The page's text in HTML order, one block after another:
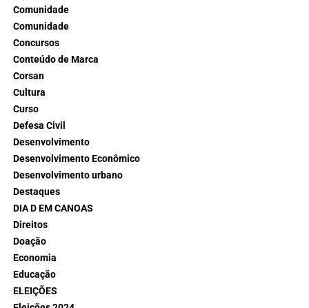
Comunidade
Comunidade
Concursos
Conteúdo de Marca
Corsan
Cultura
Curso
Defesa Civil
Desenvolvimento
Desenvolvimento Econômico
Desenvolvimento urbano
Destaques
DIA D EM CANOAS
Direitos
Doação
Economia
Educação
ELEIÇÕES